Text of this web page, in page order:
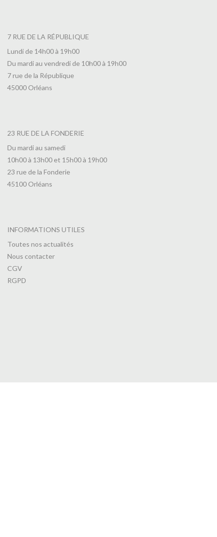
7 RUE DE LA RÉPUBLIQUE
Lundi de 14h00 à 19h00
Du mardi au vendredi de 10h00 à 19h00
7 rue de la République
45000 Orléans
23 RUE DE LA FONDERIE
Du mardi au samedi
10h00 à 13h00 et 15h00 à 19h00
23 rue de la Fonderie
45100 Orléans
INFORMATIONS UTILES
Toutes nos actualités
Nous contacter
CGV
RGPD